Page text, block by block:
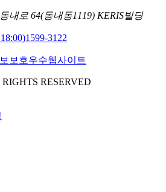
내로 64(동내동1119) KERIS빌딩
1599-3122
RESERVED